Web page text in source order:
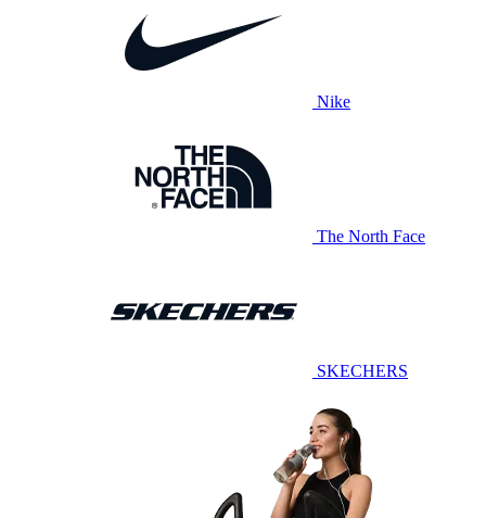
Nike
The North Face
SKECHERS